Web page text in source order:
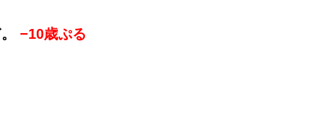
−10歳ぷる